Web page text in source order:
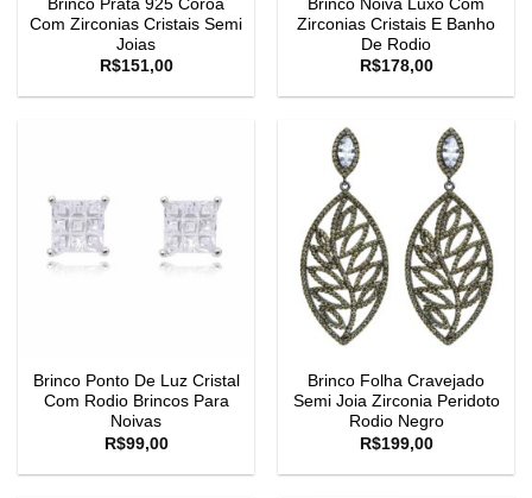
Brinco Prata 925 Coroa
Com Zirconias Cristais Semi
Joias
R$151,00
Brinco Noiva Luxo Com
Zirconias Cristais E Banho
De Rodio
R$178,00
Brinco Ponto De Luz Cristal
Com Rodio Brincos Para
Noivas
R$99,00
Brinco Folha Cravejado
Semi Joia Zirconia Peridoto
Rodio Negro
R$199,00